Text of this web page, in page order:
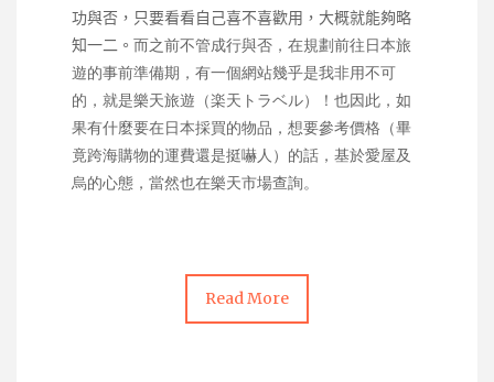
功與否，只要看看自己喜不喜歡用，大概就能夠略
知一二。 而之前不管成行與否，在規劃前往日本旅
遊的事前準備期，有一個網站幾乎是我非用不可
的，就是樂天旅遊 （楽天トラベル）！也因此，如
果有什麼要在日本採買的物品，想要參考價格（畢
竟跨海購物的運費還是挺嚇人）的話，基於愛屋及
烏的心態，當然也在樂天市場查詢。
Read More